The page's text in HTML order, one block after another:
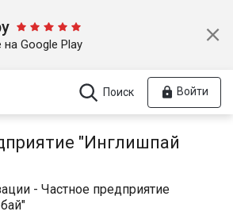
на Google Play
Поиск Войти
"Инглишпай